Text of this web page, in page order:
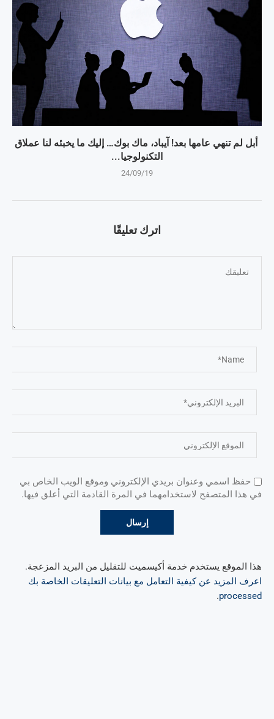
أبل لم تنهي عامها بعد! آيباد، ماك بوك… إليك ما يخبئه لنا عملاق
التكنولوجيا...
24/09/19
اترك تعليقًا
حفظ اسمي وعنوان بريدي الإلكتروني وموقع الويب الخاص بي
في هذا المتصفح لاستخدامهما في المرة القادمة التي أعلق فيها.
هذا الموقع يستخدم خدمة أكيسميت للتقليل من البريد المزعجة.
اعرف المزيد عن كيفية التعامل مع بيانات التعليقات الخاصة بك
processed
.